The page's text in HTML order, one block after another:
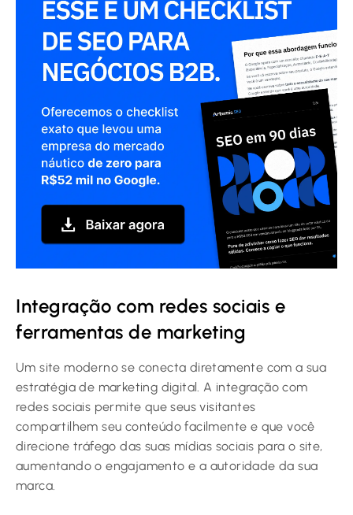
Integração com redes sociais e
ferramentas de marketing
Um site moderno se conecta diretamente com a sua
estratégia de marketing digital. A integração com
redes sociais permite que seus visitantes
compartilhem seu conteúdo facilmente e que você
direcione tráfego das suas mídias sociais para o site,
aumentando o engajamento e a autoridade da sua
marca.